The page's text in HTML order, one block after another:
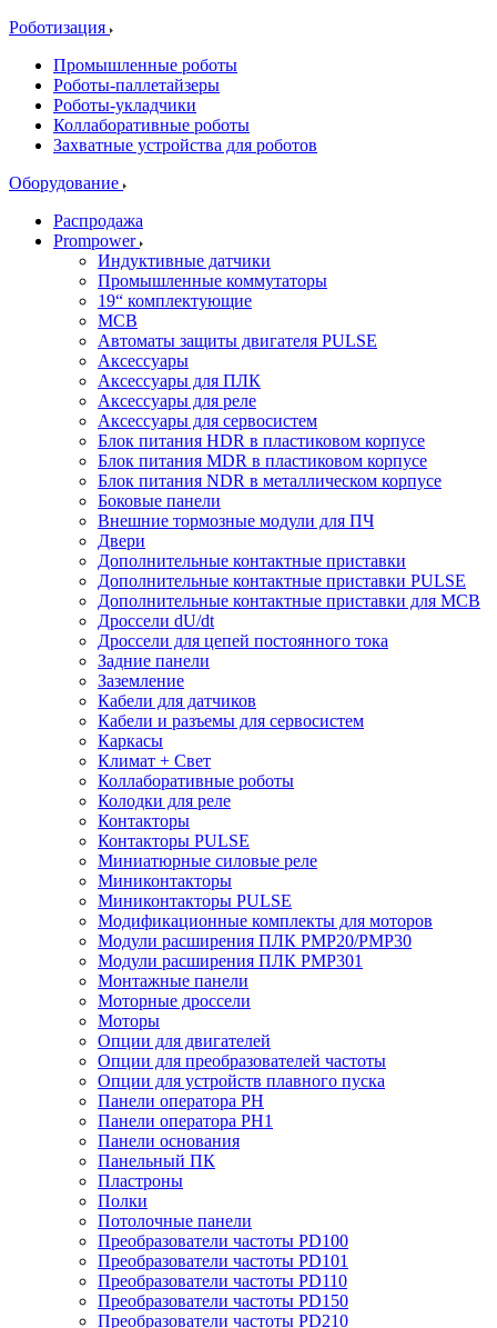
Роботизация
Промышленные роботы
Роботы-паллетайзеры
Роботы-укладчики
Коллаборативные роботы
Захватные устройства для роботов
Оборудование
Распродажа
Prompower
Индуктивные датчики
Промышленные коммутаторы
19“ комплектующие
MCB
Автоматы защиты двигателя PULSE
Аксессуары
Аксессуары для ПЛК
Аксессуары для реле
Аксессуары для сервосистем
Блок питания HDR в пластиковом корпусе
Блок питания MDR в пластиковом корпусе
Блок питания NDR в металлическом корпусе
Боковые панели
Внешние тормозные модули для ПЧ
Двери
Дополнительные контактные приставки
Дополнительные контактные приставки PULSE
Дополнительные контактные приставки для MCB
Дроссели dU/dt
Дроссели для цепей постоянного тока
Задние панели
Заземление
Кабели для датчиков
Кабели и разъемы для сервосистем
Каркасы
Климат + Свет
Коллаборативные роботы
Колодки для реле
Контакторы
Контакторы PULSE
Миниатюрные силовые реле
Миниконтакторы
Миниконтакторы PULSE
Модификационные комплекты для моторов
Модули расширения ПЛК PMP20/PMP30
Модули расширения ПЛК PMP301
Монтажные панели
Моторные дроссели
Моторы
Опции для двигателей
Опции для преобразователей частоты
Опции для устройств плавного пуска
Панели оператора PH
Панели оператора PH1
Панели основания
Панельный ПК
Пластроны
Полки
Потолочные панели
Преобразователи частоты PD100
Преобразователи частоты PD101
Преобразователи частоты PD110
Преобразователи частоты PD150
Преобразователи частоты PD210